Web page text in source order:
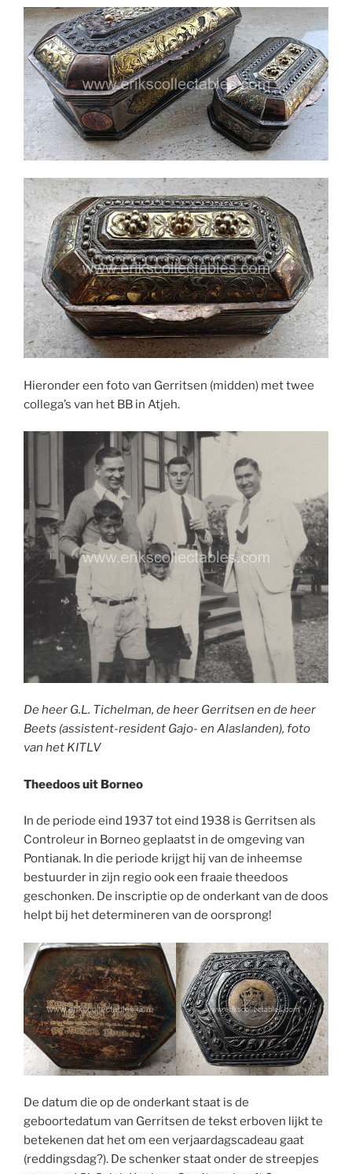
Hieronder een foto van Gerritsen (midden) met twee
collega’s van het BB in Atjeh.
De heer G.L. Tichelman, de heer Gerritsen en de heer
Beets (assistent-resident Gajo- en Alaslanden), foto
van het KITLV
Theedoos uit Borneo
In de periode eind 1937 tot eind 1938 is Gerritsen als
Controleur in Borneo geplaatst in de omgeving van
Pontianak. In die periode krijgt hij van de inheemse
bestuurder in zijn regio ook een fraaie theedoos
geschonken. De inscriptie op de onderkant van de doos
helpt bij het determineren van de oorsprong!
De datum die op de onderkant staat is de
geboortedatum van Gerritsen de tekst erboven lijkt te
betekenen dat het om een verjaardagscadeau gaat
(reddingsdag?). De schenker staat onder de streepjes